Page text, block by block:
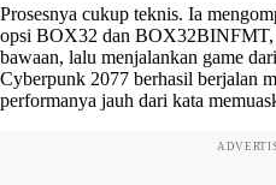
Prosesnya cukup teknis. Ia
opsi BOX32 dan BOX32BINFMT,
bawaan, lalu menjalankan game
Cyberpunk 2077 berhasil berjalan
performanya jauh dari kata